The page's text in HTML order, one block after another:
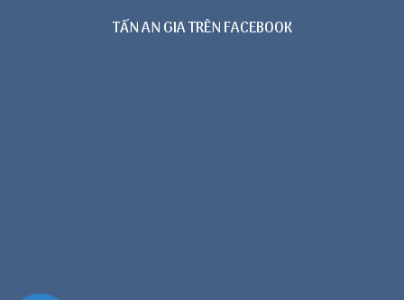
TẤN AN GIA TRÊN FACEBOOK